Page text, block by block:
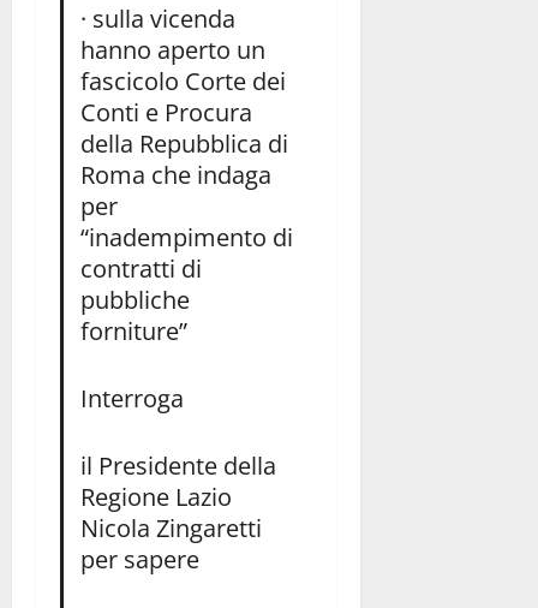
· sulla vicenda
hanno aperto un
fascicolo Corte dei
Conti e Procura
della Repubblica di
Roma che indaga
per
“inadempimento di
contratti di
pubbliche
forniture”
Interroga
il Presidente della
Regione Lazio
Nicola Zingaretti
per sapere